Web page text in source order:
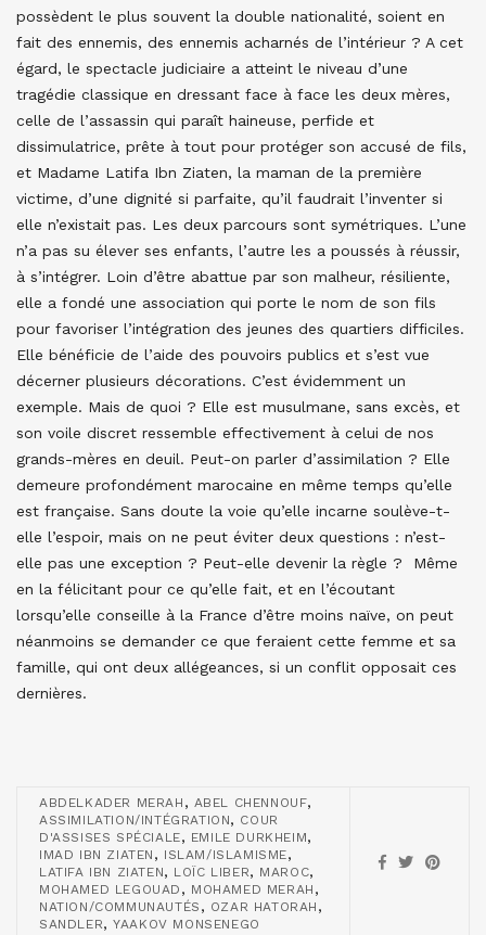
possèdent le plus souvent la double nationalité, soient en
fait des ennemis, des ennemis acharnés de l’intérieur ? A cet
égard, le spectacle judiciaire a atteint le niveau d’une
tragédie classique en dressant face à face les deux mères,
celle de l’assassin qui paraît haineuse, perfide et
dissimulatrice, prête à tout pour protéger son accusé de fils,
et Madame Latifa Ibn Ziaten, la maman de la première
victime, d’une dignité si parfaite, qu’il faudrait l’inventer si
elle n’existait pas. Les deux parcours sont symétriques. L’une
n’a pas su élever ses enfants, l’autre les a poussés à réussir,
à s’intégrer. Loin d’être abattue par son malheur, résiliente,
elle a fondé une association qui porte le nom de son fils
pour favoriser l’intégration des jeunes des quartiers difficiles.
Elle bénéficie de l’aide des pouvoirs publics et s’est vue
décerner plusieurs décorations. C’est évidemment un
exemple. Mais de quoi ? Elle est musulmane, sans excès, et
son voile discret ressemble effectivement à celui de nos
grands-mères en deuil. Peut-on parler d’assimilation ? Elle
demeure profondément marocaine en même temps qu’elle
est française. Sans doute la voie qu’elle incarne soulève-t-
elle l’espoir, mais on ne peut éviter deux questions : n’est-
elle pas une exception ? Peut-elle devenir la règle ? Même
en la félicitant pour ce qu’elle fait, et en l’écoutant
lorsqu’elle conseille à la France d’être moins naïve, on peut
néanmoins se demander ce que feraient cette femme et sa
famille, qui ont deux allégeances, si un conflit opposait ces
dernières.
ABDELKADER MERAH , ABEL CHENNOUF,
ASSIMILATION/INTÉGRATION, COUR
D'ASSISES SPÉCIALE, EMILE DURKHEIM,
IMAD IBN ZIATEN , ISLAM/ISLAMISME,
LATIFA IBN ZIATEN, LOÏC LIBER, MAROC,
MOHAMED LEGOUAD , MOHAMED MERAH ,
NATION/COMMUNAUTÉS , OZAR HATORAH ,
SANDLER,YAAKOV MONSENEGO